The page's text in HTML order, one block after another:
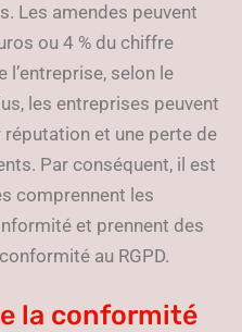
Les amendes peuvent
ou 4 % du chiffre
l’entreprise, selon le
les entreprises peuvent
et une perte de
Par conséquent, il est
comprennent les
et prennent des
au RGPD.
la conformité